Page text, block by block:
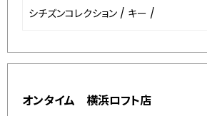
シチズンコレクション / キー /
オンタイム 横浜ロフト店